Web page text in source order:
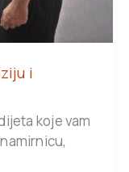
i
koje vam